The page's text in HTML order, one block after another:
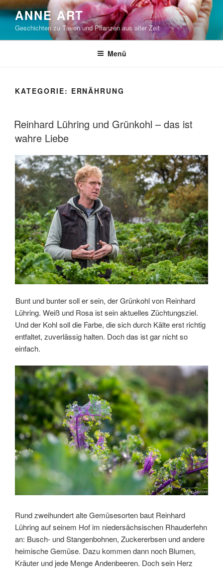
Zum
Inhalt
springen
ANNE ART
Geschichten zu Tieren und Pflanzen aus alter Zeit
Menü
KATEGORIE: ERNÄHRUNG
VERÖFFENTLICHT
AM
Reinhard Lühring und Grünkohl – das ist
wahre Liebe
Bunt und bunter soll er sein, der Grünkohl von Reinhard
Lühring. Weiß und Rosa ist sein aktuelles Züchtungsziel.
Und der Kohl soll die Farbe, die sich durch Kälte erst richtig
entfaltet, zuverlässig halten. Doch das ist gar nicht so
einfach.
Rund zweihundert alte Gemüsesorten baut Reinhard
Lühring auf seinem Hof im niedersächsischen Rhauderfehn
an: Busch- und Stangenbohnen, Zuckererbsen und andere
heimische Gemüse. Dazu kommen dann noch Blumen,
Kräuter und jede Menge Andenbeeren. Doch sein Herz